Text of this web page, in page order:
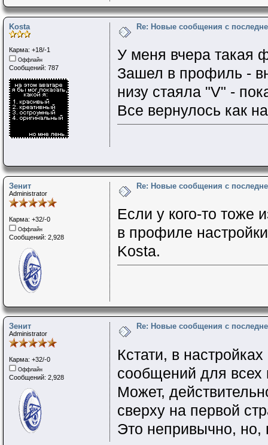
Kosta
Карма: +18/-1
Оффлайн
Сообщений: 787
Re: Новые сообщения с
У меня вчера такая
Зашел в профиль -
низу стаяла "V" -
Все вернулось как
Зенит
Administrator
Карма: +32/-0
Оффлайн
Сообщений: 2,928
Re: Новые сообщения с
Если у кого-то тоже
в профиле
Kosta.
Зенит
Administrator
Карма: +32/-0
Оффлайн
Сообщений: 2,928
Re: Новые сообщения с
Кстати, в
сообщений для всех
Может,
сверху на первой
Это непривычно, но,